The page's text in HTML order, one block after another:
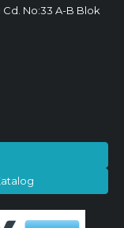
No:33 A-B Blok